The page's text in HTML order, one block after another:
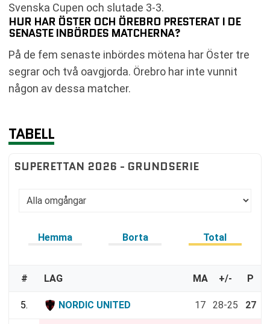
Svenska Cupen och slutade 3-3.
HUR HAR ÖSTER OCH ÖREBRO PRESTERAT I DE
SENASTE INBÖRDES MATCHERNA?
På de fem senaste inbördes mötena har Öster tre
segrar och två oavgjorda. Örebro har inte vunnit
någon av dessa matcher.
TABELL
SUPERETTAN 2026 - GRUNDSERIE
Hemma Borta Total
# LAG MA +/- P
5. NORDIC UNITED 17 28-25 27